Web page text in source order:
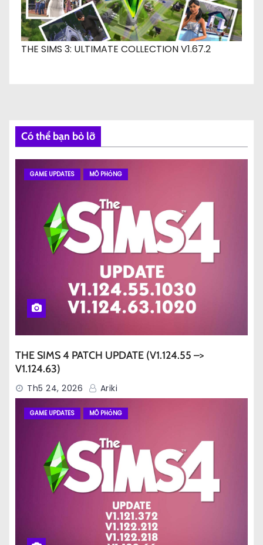
THE SIMS 3: ULTIMATE COLLECTION V1.67.2
Có thể bạn bỏ lỡ
GAME UPDATES MÔ PHỎNG
THE SIMS 4 PATCH UPDATE (V1.124.55 –>
V1.124.63)
Th5 24, 2026 Ariki
GAME UPDATES MÔ PHỎNG